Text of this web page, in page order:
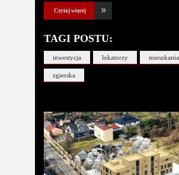
Czytaj więcej
TAGI POSTU:
inwestycja lokatorzy mieszkania
zgierska